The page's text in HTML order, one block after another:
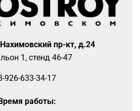
пр-кт, д.24
1, стенд 46-47
926-633-34-17
работы: